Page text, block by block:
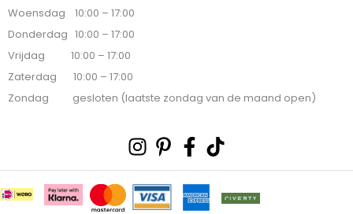
Woensdag 10:00 – 17:00
Donderdag 10:00 – 17:00
Vrijdag 10:00 – 17:00
Zaterdag 10:00 – 17:00
Zondag gesloten (laatste zondag van de maand open)
Instagram
Pinterest-
p
Facebook-
f
Tiktok